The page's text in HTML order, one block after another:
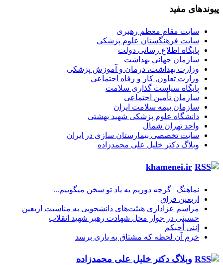
پیوندهای مفید
سایت مقام معظم رهبری
سایت فرهنگستان علوم پزشکی
پایگاه اطلاع رسانی دولت
سازمان جهانی بهداشت
وزارت بهداشت، درمان و آموزش پزشکی
وزارت تعاون, کار و رفاه اجتماعی
پایگاه سیاست گذاری سلامت
سازمان تأمین اجتماعی
سازمان بیمه سلامت ایران
دانشگاه علوم پزشکی شهید بهشتی
واحد تهران شمال
سایت تخصصی بیمارستان سازی در ایران
وبلاگ دکتر خلیل علی محمدزاده
khamenei.ir
نماهنگ |‌ گرچه دوریم به یاد تو سخن میگوییم...
اربعین فراق
مراسم عزاداری هیئت‌های دانشجویی به مناسبت اربعین
حسینی در جوار محل شهادت رهبر شهید انقلاب
إننی أحبکم
خرم آن لحظه که مشتاق به یاری برسد
وبلاگ دکتر خلیل علی محمدزاده